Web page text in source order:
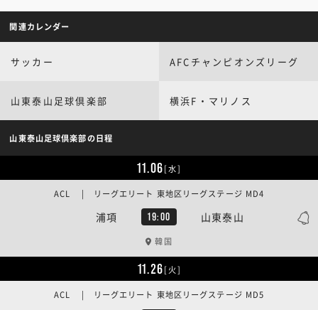
関連カレンダー
サッカー AFCチャンピオンズリーグ
山東泰山足球倶楽部 横浜F・マリノス
山東泰山足球倶楽部の日程
11.06[水]
浦項 19:00 山東泰山
ACL | リーグエリート 東地区リーグステージ MD4
韓国
11.26[火]
ACL | リーグエリート 東地区リーグステージ MD5